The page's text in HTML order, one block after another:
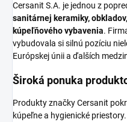
Cersanit S.A. je jednou z
sanitárnej keramiky,
kúpeľňového vybavenia.
vybudovala si silnú pozíciu
Európskej únii a ďalších
Široká ponuka
Produkty značky Cersanit
kúpeľne a hygienické